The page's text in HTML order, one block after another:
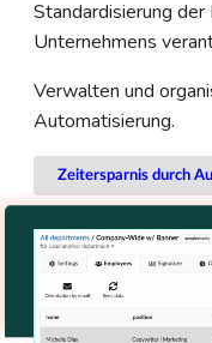
Standardisierung
Unternehmens
Verwalten und
Automatisierung.
Zeitersparnis durch